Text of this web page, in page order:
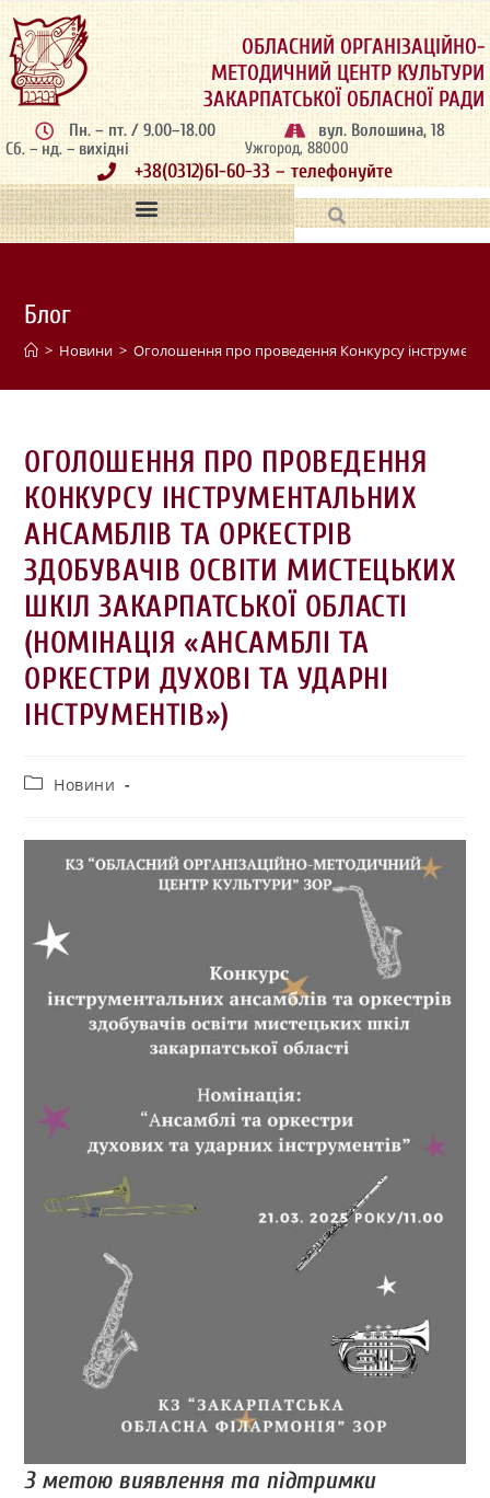
ОБЛАСНИЙ ОРГАНІЗАЦІЙНО-
МЕТОДИЧНИЙ ЦЕНТР КУЛЬТУРИ
ЗАКАРПАТСЬКОЇ ОБЛАСНОЇ РАДИ
Пн. – пт. / 9.00–18.00
Сб. – нд. – вихідні
вул. Волошина, 18
Ужгород, 88000
+38(0312)61-60-33 – телефонуйте
Блог
> Новини > Оголошення про проведення Конкурсу
ОГОЛОШЕННЯ ПРО ПРОВЕДЕННЯ
КОНКУРСУ ІНСТРУМЕНТАЛЬНИХ
АНСАМБЛІВ ТА ОРКЕСТРІВ
ЗДОБУВАЧІВ ОСВІТИ МИСТЕЦЬКИХ
ШКІЛ ЗАКАРПАТСЬКОЇ ОБЛАСТІ
(НОМІНАЦІЯ «АНСАМБЛІ ТА
ОРКЕСТРИ ДУХОВІ ТА УДАРНІ
ІНСТРУМЕНТІВ»)
Новини
З метою виявлення та підтримки